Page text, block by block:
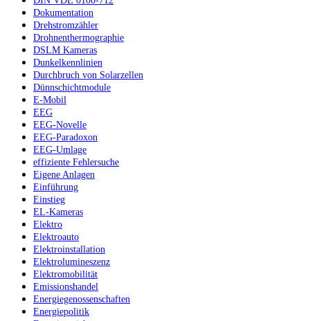
Dokumentation
Drehstromzähler
Drohnenthermographie
DSLM Kameras
Dunkelkennlinien
Durchbruch von Solarzellen
Dünnschichtmodule
E-Mobil
EEG
EEG-Novelle
EEG-Paradoxon
EEG-Umlage
effiziente Fehlersuche
Eigene Anlagen
Einführung
Einstieg
EL-Kameras
Elektro
Elektroauto
Elektroinstallation
Elektrolumineszenz
Elektromobilität
Emissionshandel
Energiegenossenschaften
Energiepolitik